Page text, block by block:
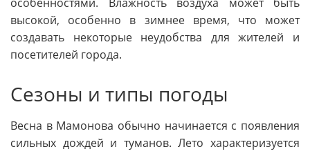
высокой, особенно в зимнее время, что может
создавать некоторые неудобства для жителей и
посетителей города.
Сезоны и типы погоды
Весна в Мамонова обычно начинается с появления
сильных дождей и туманов. Лето характеризуется